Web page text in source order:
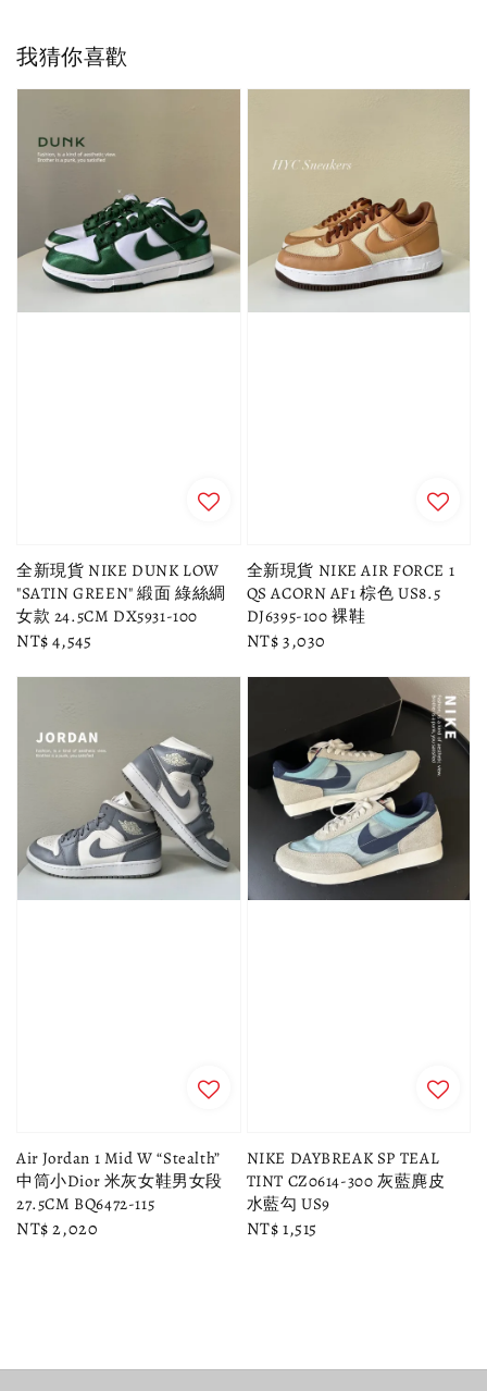
我猜你喜歡
全新現貨 NIKE DUNK LOW
"SATIN GREEN" 緞面 綠絲綢
女款 24.5CM DX5931-100
Regular
NT$ 4,545
全新現貨 NIKE AIR FORCE 1
QS ACORN AF1 棕色 US8.5
DJ6395-100 裸鞋
Regular
NT$ 3,030
Air Jordan 1 Mid W “Stealth”
中筒小Dior 米灰女鞋男女段
27.5CM BQ6472-115
Regular
NT$ 2,020
NIKE DAYBREAK SP TEAL
TINT CZ0614-300 灰藍麂皮
水藍勾 US9
Regular
NT$ 1,515